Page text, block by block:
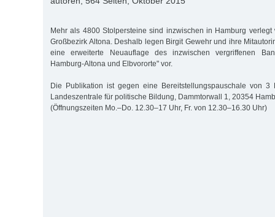
Mehr als 4800 Stolpersteine sind inzwischen in Hamburg
Großbezirk Altona. Deshalb legen Birgit Gewehr und ihre
eine erweiterte Neuauflage des inzwischen vergriffenen
Hamburg-Altona und Elbvororte" vor.
Die Publikation ist gegen eine Bereitstellungspauschale von 3
Landeszentrale für politische Bildung, Dammtorwall 1, 20354
(Öffnungszeiten Mo.–Do. 12.30–17 Uhr, Fr. von 12.30–16.30 Uhr)